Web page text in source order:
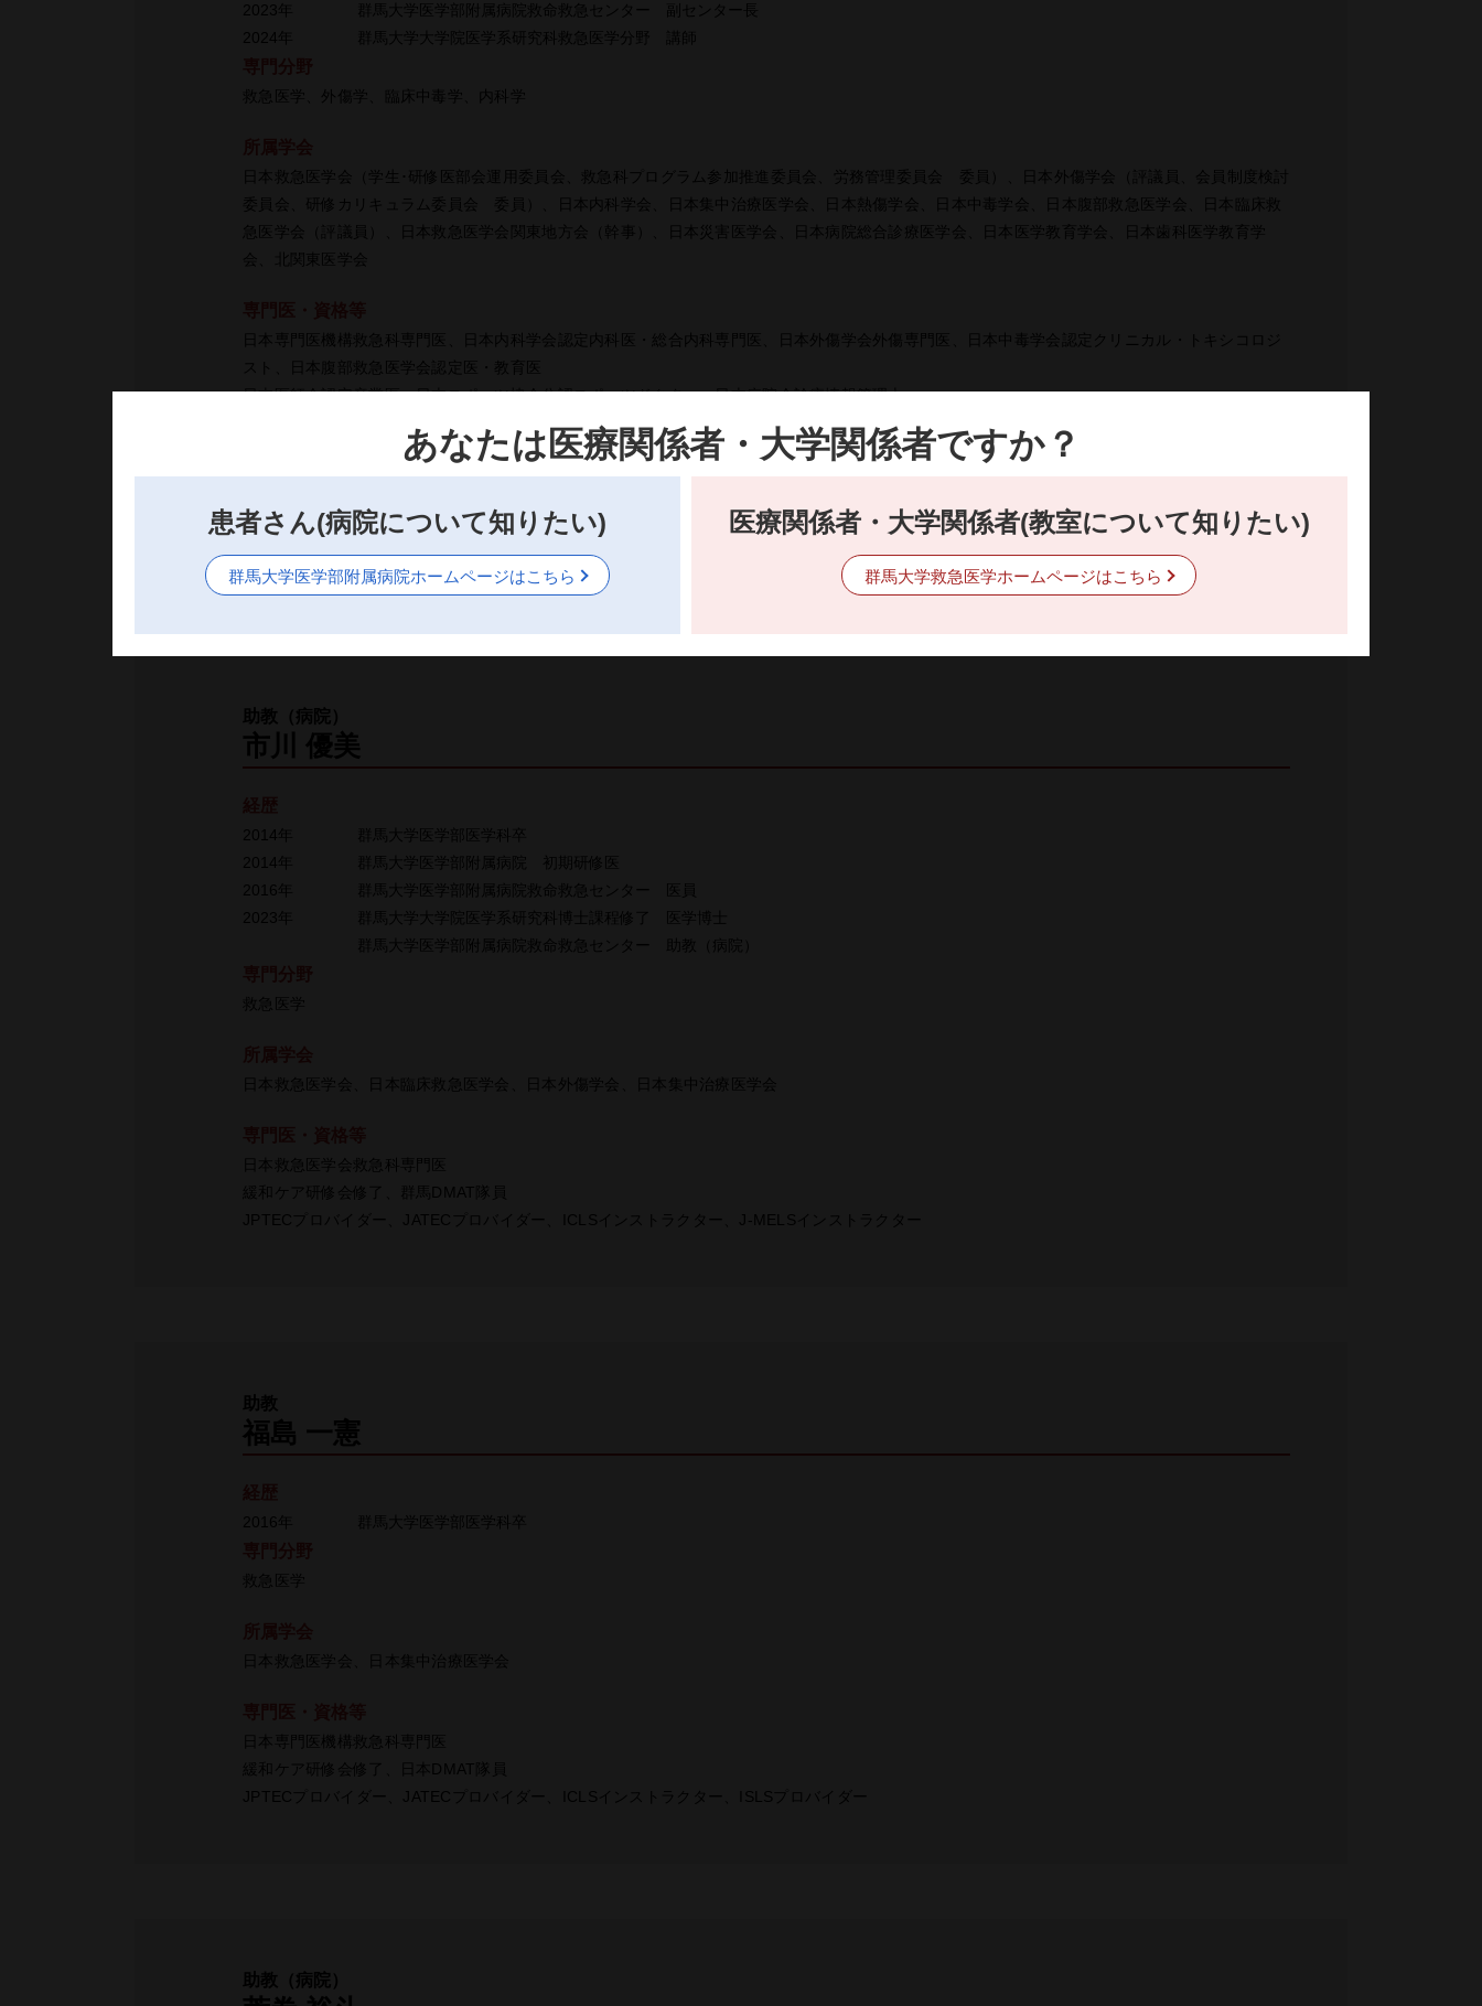
2023年
群馬大学医学部附属病院救命救急センター 副センター長
2024年
群馬大学大学院医学系研究科救急医学分野 講師
救急医学、外傷学、臨床中毒学、内科学
日本救急医学会（学生･研修医部会運用委員会、救急科プログラム参加推進委員会、労務管理委員会 委員）、日本外傷学会（評議員、会員制度検討
委員会、研修カリキュラム委員会 委員）、日本内科学会、日本集中治療医学会、日本熱傷学会、日本中毒学会、日本腹部救急医学会、日本臨床救
急医学会（評議員）、日本救急医学会関東地方会（幹事）、日本災害医学会、日本病院総合診療医学会、日本医学教育学会、日本歯科医学教育学
会、北関東医学会
日本専門医機構救急科専門医、日本内科学会認定内科医・総合内科専門医、日本外傷学会外傷専門医、日本中毒学会認定クリニカル・トキシコロジ
スト、日本腹部救急医学会認定医・教育医
日本医師会認定産業医、日本スポーツ協会公認スポーツドクター、日本病院会診療情報管理士
臨床研修指導医、緩和ケア研修会修了、日本DMAT隊員（統括DMAT・コーディネーター）
ICLSディレクター・指導者養成ワークショップインストラクター、JMECCディレクター・インストラクター、JATECインストラクター、JPTECイ
ンストラクター・世話人、PEMECマスターインストラクター、MCLSインストラクター
JETECプロバイダー、ISLSプロバイダー
甲種危険物取扱者、毒物劇物取扱者
助教（病院）
市川 優美
2014年
群馬大学医学部医学科卒
2014年
群馬大学医学部附属病院 初期研修医
2016年
群馬大学医学部附属病院救命救急センター 医員
2023年
群⾺⼤学⼤学院医学系研究科博⼠課程修了 医学博⼠
群馬大学医学部附属病院救命救急センター 助教（病院）
救急医学
⽇本救急医学会、⽇本臨床救急医学会、⽇本外傷学会、日本集中治療医学会
⽇本救急医学会救急科専門医
緩和ケア研修会修了、群馬DMAT隊員
JPTECプロバイダー、JATECプロバイダー、ICLSインストラクター、J-MELSインストラクター
助教
福島 一憲
2016年 群馬大学医学部医学科卒
救急医学
⽇本救急医学会、⽇本集中治療医学会
日本専門医機構救急科専門医
緩和ケア研修会修了、日本DMAT隊員
JPTECプロバイダー、JATECプロバイダー、ICLSインストラクター、ISLSプロバイダー
助教（病院）
あなたは医療関係者・大学関係者ですか？
患者さん(病院について知りたい)
群馬大学医学部附属病院ホームページはこちら
医療関係者・大学関係者(教室について知りたい)
群馬大学救急医学ホームページはこちら